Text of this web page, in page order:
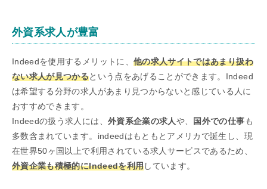
外資系求人が豊富
Indeedを使用するメリットに、 他の求人サイトではあまり扱わ
ない求人が見つかるという点をあげることができます。Indeed
は希望する分野の求人があまり見つからないと感じている人に
おすすめできます。
Indeedの扱う求人には、 外資系企業の求人や、 国外での仕事も
多数含まれています。indeedはもともとアメリカで誕生し、現
在世界50ヶ国以上で利用されている求人サービスであるため、
外資企業も積極的にIndeedを利用しています。